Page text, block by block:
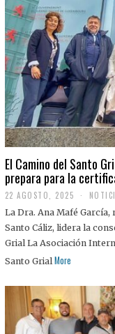
El Camino del Santo
prepara para la
22 AGOSTO, 2025
2
A
G
O
S
2
5
La Dra. Ana Mafé
Santo Cáliz, lidera la
Grial La Asociación
Santo Grial More